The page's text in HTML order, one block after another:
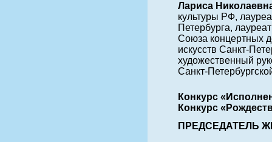
Лариса
культуры РФ,
Петербурга,
Союза концертных
искусств Санкт-
художественный
Санкт-
Конкурс
Конкурс
ПРЕДСЕДАТЕЛЬ